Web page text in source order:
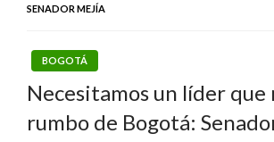
SENADOR MEJÍA
BOGOTÁ
Necesitamos un líder que
rumbo de Bogotá: